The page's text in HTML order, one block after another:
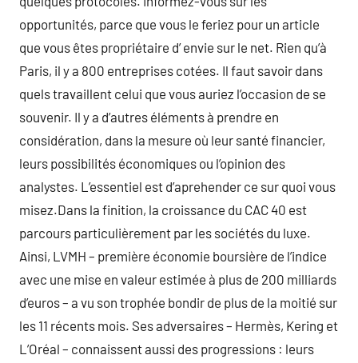
opportunités, parce que vous le feriez pour un article
que vous êtes propriétaire d’ envie sur le net. Rien qu’à
Paris, il y a 800 entreprises cotées. Il faut savoir dans
quels travaillent celui que vous auriez l’occasion de se
souvenir. Il y a d’autres éléments à prendre en
considération, dans la mesure où leur santé financier,
leurs possibilités économiques ou l’opinion des
analystes. L’essentiel est d’aprehender ce sur quoi vous
misez.Dans la finition, la croissance du CAC 40 est
parcours particulièrement par les sociétés du luxe.
Ainsi, LVMH – première économie boursière de l’indice
avec une mise en valeur estimée à plus de 200 milliards
d’euros – a vu son trophée bondir de plus de la moitié sur
les 11 récents mois. Ses adversaires – Hermès, Kering et
L’Oréal – connaissent aussi des progressions : leurs